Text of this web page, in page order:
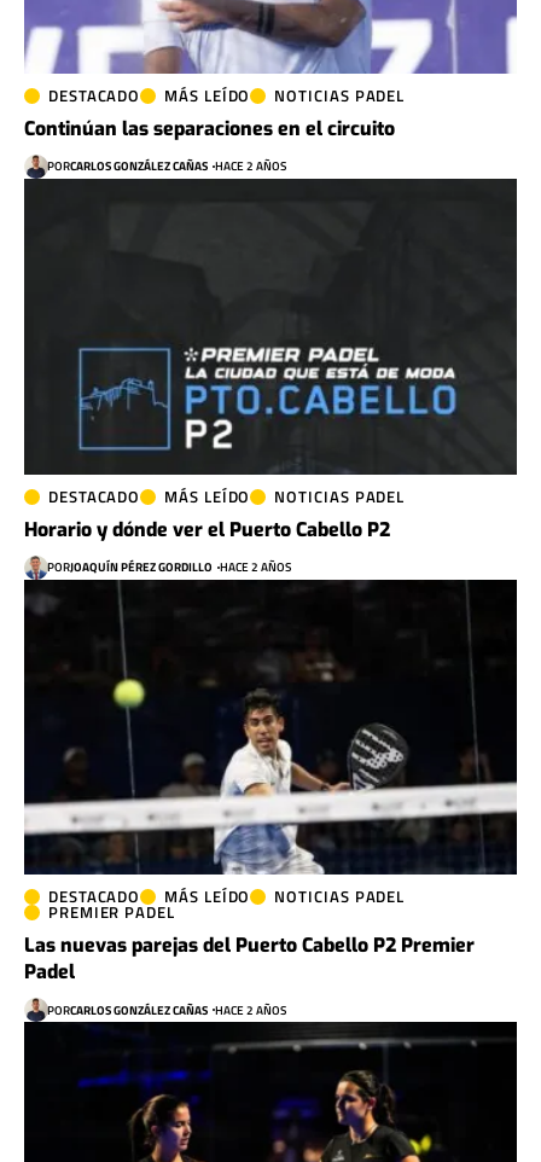
DESTACADO MÁS LEÍDO NOTICIAS PADEL
Continúan las separaciones en el circuito
PORCARLOS GONZÁLEZ CAÑAS HACE 2 AÑOS
DESTACADO MÁS LEÍDO NOTICIAS PADEL
Horario y dónde ver el Puerto Cabello P2
PORJOAQUÍN PÉREZ GORDILLO HACE 2 AÑOS
DESTACADO MÁS LEÍDO NOTICIAS PADEL
PREMIER PADEL
Las nuevas parejas del Puerto Cabello P2 Premier
Padel
PORCARLOS GONZÁLEZ CAÑAS HACE 2 AÑOS